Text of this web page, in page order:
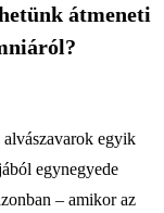
átmeneti
alvászavarok egyik
egynegyede
– amikor az